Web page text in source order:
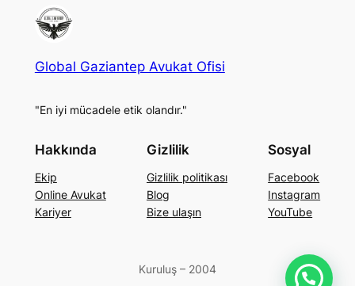
Global Gaziantep Avukat Ofisi
"En iyi mücadele etik olandır."
Hakkında
Ekip
Online Avukat
Kariyer
Gizlilik
Gizlilik politikası
Blog
Bize ulaşın
Sosyal
Facebook
Instagram
YouTube
Kuruluş – 2004